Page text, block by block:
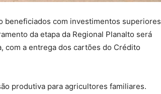
beneficiados com investimentos superiores
da etapa da Regional Planalto será
com a entrega dos cartões do Crédito
produtiva para agricultores familiares.